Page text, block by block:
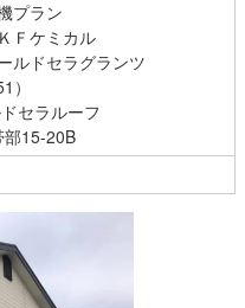
プラン
Ｆケミカル
ルドセラグランツ
）
セラルーフ
15-20B